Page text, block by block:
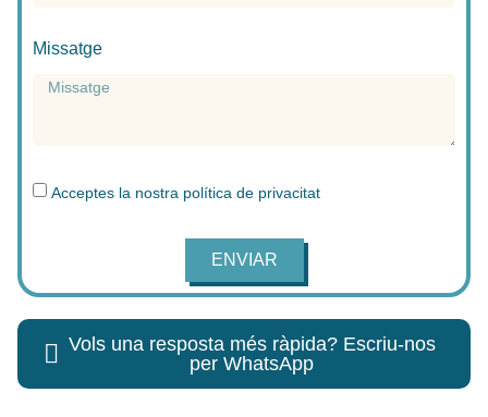
Missatge
Acceptes la nostra política de privacitat
ENVIAR
Vols una resposta més ràpida? Escriu-nos
per WhatsApp